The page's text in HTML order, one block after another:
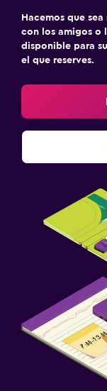
Hacemos que
con los amigos o
disponible para
el que reserves.